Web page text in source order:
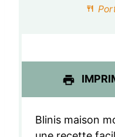
o
e
Blinis maison